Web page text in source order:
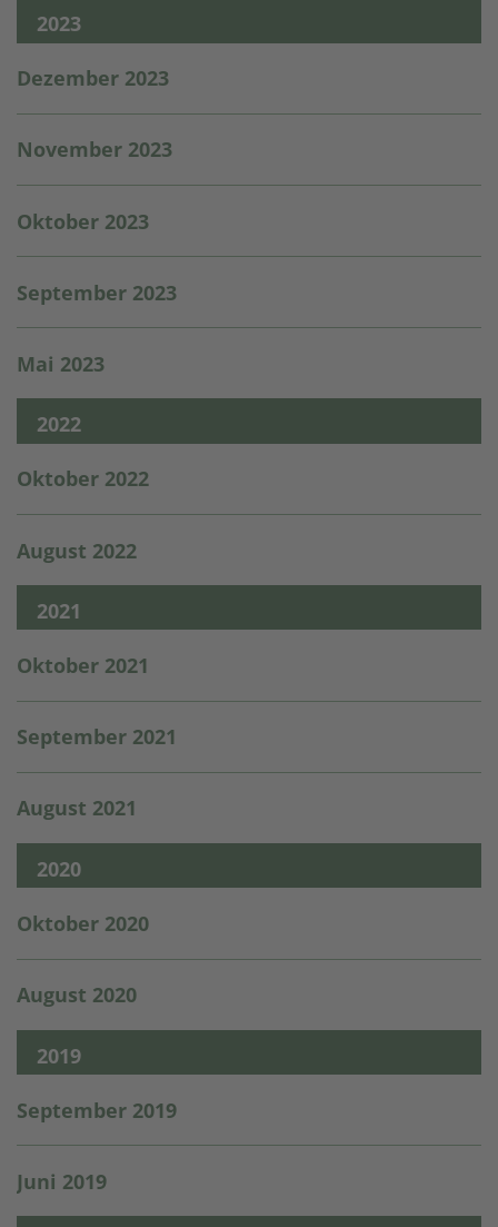
2023
Dezember 2023
November 2023
Oktober 2023
September 2023
Mai 2023
2022
Oktober 2022
August 2022
2021
Oktober 2021
September 2021
August 2021
2020
Oktober 2020
August 2020
2019
September 2019
Juni 2019